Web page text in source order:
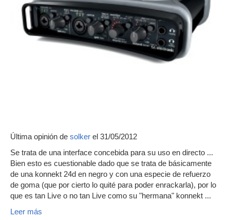
Última opinión de solker el 31/05/2012
Se trata de una interface concebida para su uso en directo ...
Bien esto es cuestionable dado que se trata de básicamente
de una konnekt 24d en negro y con una especie de refuerzo
de goma (que por cierto lo quité para poder enrackarla), por lo
que es tan Live o no tan Live como su "hermana" konnekt ...
Leer más